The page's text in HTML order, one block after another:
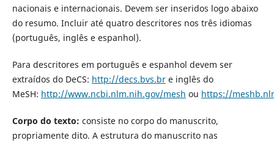
nacionais e internacionais. Devem ser inseridos logo abaixo
do resumo. Incluir até quatro descritores nos três idiomas
(português, inglês e espanhol).
Para descritores em português e espanhol devem ser
extraídos do DeCS: http://decs.bvs.bre inglês do
MeSH: http://www.ncbi.nlm.nih.gov/mesh ou https://
Corpo do texto: consiste no corpo do manuscrito,
propriamente dito. A estrutura do manuscrito nas